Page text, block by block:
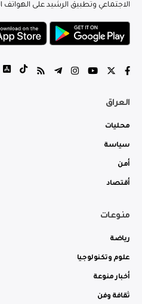
الاجتماعي وتطبيق الرشيد على الهواتف
العراق
محليات
سياسة
أمن
أقتصاد
منوعات
رياضة
علوم وتكنولوجيا
أخبار منوعة
ثقافة وفن